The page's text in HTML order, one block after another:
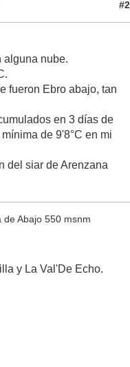
#2
alguna nube.
fueron Ebro abajo, tan
en 3 días de
de 9'8°C en mi
del siar de Arenzana
Abajo 550 msnm
y La Val'De Echo.